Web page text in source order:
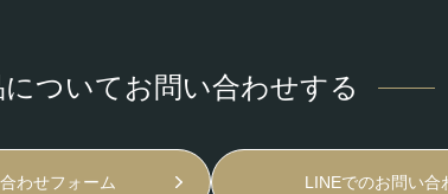
についてお問い合わせする
わせフォーム LINEでのお問い合